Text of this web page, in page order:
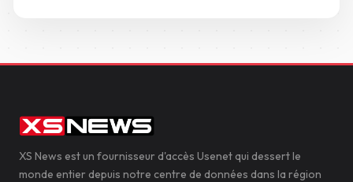
XS News est un fournisseur d'accès Usenet qui dessert le
monde entier depuis notre centre de données dans la région